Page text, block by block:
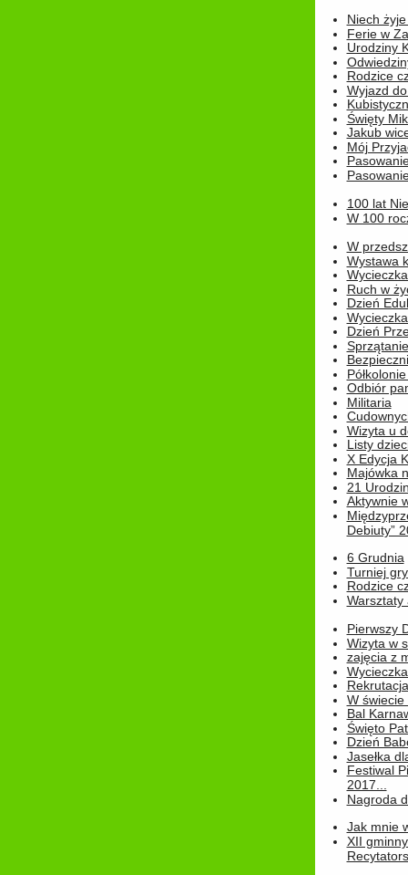
Niech
Ferie w
Urodziny
Rodzice
Wyjazd
Święty
Jakub
Mój
100 lat
W 100
W
Wystawa
Ruch w
Dzień
Dzień
Odbiór
Militaria
Wizyta u
Listy
X Edycja
Majówka
21
Aktywnie
Debiuty”
6 Grudnia
Turniej
Rodzice
Warsztaty
Pierwszy
Wizyta w
zajęcia z
W świecie
Bal
Święto
Dzień
Jasełka
Festiwal
2017...
Nagroda
Jak mnie
XII